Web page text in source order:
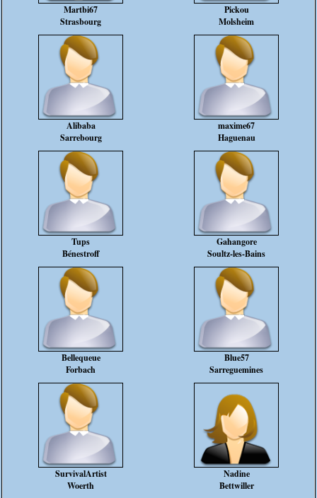
Martbi67
Strasbourg
Pickou
Molsheim
Alibaba
Sarrebourg
maxime67
Haguenau
Tups
Bénestroff
Gahangore
Soultz-les-Bains
Bellequeue
Forbach
Blue57
Sarreguemines
SurvivalArtist
Woerth
Nadine
Bettwiller